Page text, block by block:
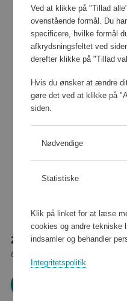
277 200 point
eller
Ved at klikke på "Tillad
ovenstående formål. Du
specificere, hvilke formål
afkrydsningsfeltet ved
derefter klikke på "Tillad
Hvis du ønsker at ændre
gøre det ved at klikke på
siden.
Nødvendige
Statistiske
Klik på linket for at læse
cookies og andre tekniske
indsamler og behandler
Integritetspolitik